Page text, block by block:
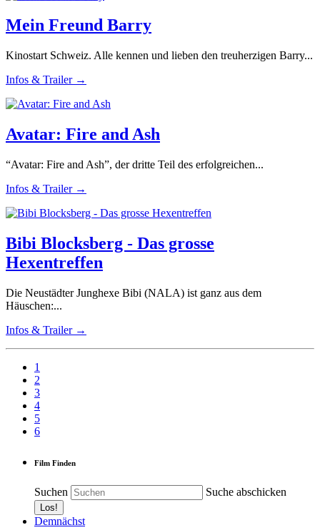
Mein Freund Barry
Kinostart Schweiz. Alle kennen und lieben den treuherzigen Barry...
Infos & Trailer →
Avatar: Fire and Ash
“Avatar: Fire and Ash”, der dritte Teil des erfolgreichen...
Infos & Trailer →
Bibi Blocksberg - Das grosse
Hexentreffen
Die Neustädter Junghexe Bibi (NALA) ist ganz aus dem
Häuschen:...
Infos & Trailer →
1
2
3
4
5
6
Film Finden
Suchen Suche abschicken
Demnächst